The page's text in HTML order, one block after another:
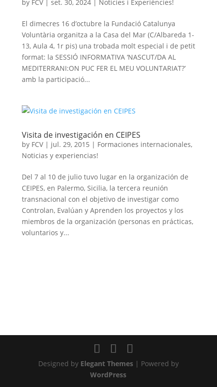
by FCV| set. 30, 2024| Noticies i Experiències!
El dimecres 16 d’octubre la Fundació Catalunya
Voluntària organitza a la Casa del Mar (C/Albareda 1-
13, Aula 4, 1r pis) una trobada molt especial i de petit
format: la SESSIÓ INFORMATIVA ‘NASCUT/DA AL
MEDITERRANI:ON PUC FER EL MEU VOLUNTARIAT?’
amb la participació...
Visita de investigación en CEIPES
by FCV| jul. 29, 2015 | Formaciones internacionales,
Noticias y experiencias!
Del 7 al 10 de julio tuvo lugar en la organización de
CEIPES, en Palermo, Sicilia, la tercera reunión
transnacional con el objetivo de investigar como
Controlan, Evalúan y Aprenden los proyectos y los
miembros de la organización (personas en prácticas,
voluntarios y...
Designed by Elegant Themes| Powered by
WordPress